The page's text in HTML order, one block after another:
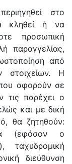
στο
κληθεί ή να
προσωπική
παραγγελίας,
από
στοιχείων. Η
που αφορούν σε
τις παρέχει ο
και με δική
θα ζητηθούν:
(εφόσον ο
ταχυδρομική
διεύθυνση